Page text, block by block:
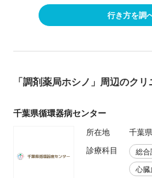
行き方を調
「調剤薬局ホシノ」周辺のク
千葉県循環器病センター
所在地
千葉
診療科目
総合
心臓